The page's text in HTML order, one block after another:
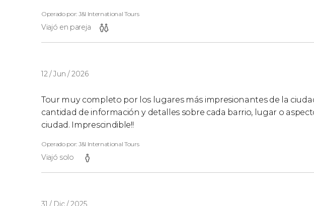
Operado por: J&l International Tours
Viajó en pareja
12 / Jun / 2026
Tour muy completo por los lugares más impresionantes de la
cantidad de información y detalles sobre cada barrio, lugar o
ciudad. Imprescindible!!
Operado por: J&l International Tours
Viajó solo
31 / Dic / 2025